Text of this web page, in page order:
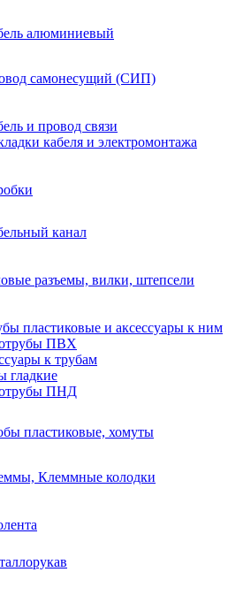
алюминиевый
самонесущий (СИП)
и провод связи
кабеля и электромонтажа
канал
разъемы, вилки, штепсели
пластиковые и аксессуары к ним
ПВХ
к трубам
гладкие
ПНД
пластиковые, хомуты
Клеммные колодки